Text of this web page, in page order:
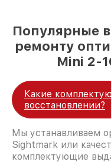
Популярные
ремонту
Mini 2-
Какие
восстановлении?
Мы устанавливаем
Sightmark или
комплектующие